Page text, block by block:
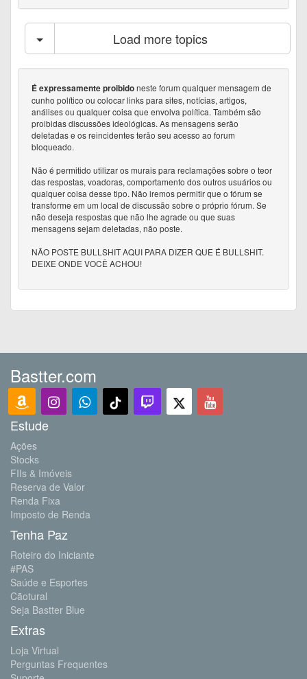
Load more topics
É expressamente proibidoneste forum qualquer mensagem de
cunho político ou colocar links para sites, notícias, artigos,
análises ou qualquer coisa que envolva política. Também são
proibidas discussões ideológicas. As mensagens serão
deletadas e os reincidentes terão seu acesso ao forum
bloqueado.
Não é permitido utilizar os murais para reclamações sobre o teor
das respostas, voadoras, comportamento dos outros usuários ou
qualquer coisa desse tipo. Não iremos permitir que o fórum se
transforme em um local de discussão sobre o próprio fórum. Se
não deseja respostas que não lhe agrade ou que suas
mensagens sejam deletadas, não poste.
NÃO POSTE BULLSHIT AQUI PARA DIZER QUE É BULLSHIT.
DEIXE ONDE VOCÊ ACHOU!
Bastter.com
Estude
Ações
Stocks
FIIs & Imóveis
Reserva de Valor
Renda Fixa
Imposto de Renda
Tenha Paz
Roteiro do Iniciante
#PAS
Saúde e Esportes
Cãotural
Seja Bastter Blue
Extras
Loja Virtual
Perguntas Frequentes